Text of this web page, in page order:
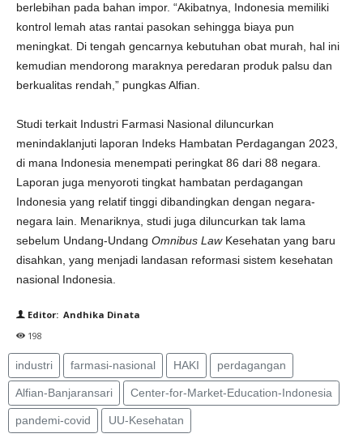
berlebihan pada bahan impor. “Akibatnya, Indonesia memiliki
kontrol lemah atas rantai pasokan sehingga biaya pun
meningkat. Di tengah gencarnya kebutuhan obat murah, hal ini
kemudian mendorong maraknya peredaran produk palsu dan
berkualitas rendah,” pungkas Alfian.
Studi terkait Industri Farmasi Nasional diluncurkan
menindaklanjuti laporan Indeks Hambatan Perdagangan 2023,
di mana Indonesia menempati peringkat 86 dari 88 negara.
Laporan juga menyoroti tingkat hambatan perdagangan
Indonesia yang relatif tinggi dibandingkan dengan negara-
negara lain. Menariknya, studi juga diluncurkan tak lama
sebelum Undang-Undang Omnibus Law Kesehatan yang baru
disahkan, yang menjadi landasan reformasi sistem kesehatan
nasional Indonesia.
Editor: Andhika Dinata
198
industri farmasi-nasional HAKI perdagangan
Alfian-Banjaransari Center-for-Market-Education-Indonesia
pandemi-covid UU-Kesehatan